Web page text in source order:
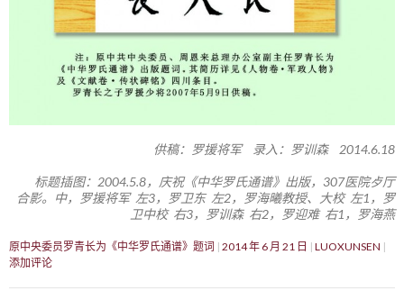
供稿：罗援将军 录入：罗训森 2014.6.18
标题插图：2004.5.8，庆祝《中华罗氏通谱》出版，307医院歺厅
合影。中，罗援将军 左3，罗卫东 左2，罗海曦教授、大校 左1，罗
卫中校 右3，罗训森 右2，罗迎难 右1，罗海燕
原中央委员罗青长为《中华罗氏通谱》题词 2014 年 6 月 21 日
LUOXUNSEN
添加评论